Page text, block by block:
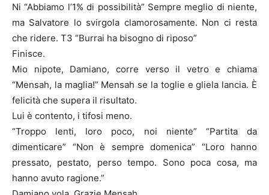
Ni “Abbiamo l’1% di possibilità” Sempre meglio di niente,
ma Salvatore lo svirgola clamorosamente. Non ci resta
che ridere. T3 “Burrai ha bisogno di riposo”
Finisce.
Mio nipote, Damiano, corre verso il vetro e chiama
“Mensah, la maglia!” Mensah se la toglie e gliela lancia. È
felicità che supera il risultato.
Lui è contento, i tifosi meno.
“Troppo lenti, loro poco, noi niente” “Partita da
dimenticare” “Non è sempre domenica” “Loro hanno
pressato, pestato, perso tempo. Sono poca cosa, ma
hanno avuto ragione.”